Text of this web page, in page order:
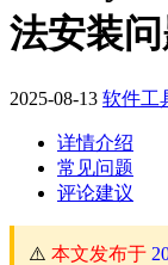
法安装问
2025-08-13 软件工
详情介绍
常见问题
评论建议
⚠️ 本文发布于